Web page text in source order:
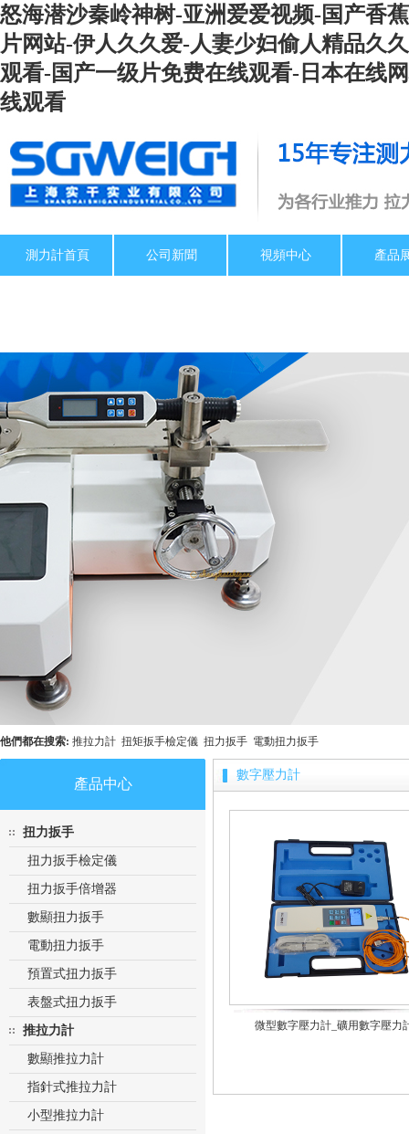
怒海潜沙秦岭神树-亚洲爱爱视频-国产香
片网站-伊人久久爱-人妻少妇偷人精品久
观看-国产一级片免费在线观看-日本在线
线观看
測力計首頁 公司新聞 視頻中心 產品
他們都在搜索: 推拉力計 扭矩扳手檢定儀 扭力扳手 電動扭力扳手
產品中心
扭力扳手
扭力扳手檢定儀
扭力扳手倍增器
數顯扭力扳手
電動扭力扳手
預置式扭力扳手
表盤式扭力扳手
推拉力計
數顯推拉力計
指針式推拉力計
小型推拉力計
數字壓力計
微型數字壓力計_礦用數字壓力